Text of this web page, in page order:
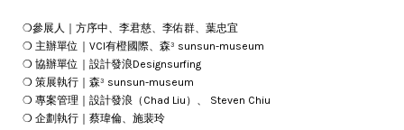
❍參展人｜方序中、李君慈、李佑群、葉忠宜
❍ 主辦單位｜VCI有橙國際、森³ sunsun-museum
❍ 協辦單位｜設計發浪Designsurfing
❍ 策展執行｜森³ sunsun-museum
❍ 專案管理｜設計發浪（Chad Liu）、 Steven Chiu
❍ 企劃執行｜蔡瑋倫、施裴玲